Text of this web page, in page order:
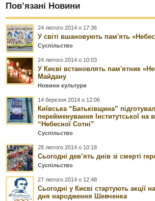
Пов’язані Новини
24 лютого 2014 о 17:36
У світі вшановують пам'ять
Суспільство
24 лютого 2014 о 10:03
У Києві встановлять пам'ятник
Майдану
Новини культури
14 березня 2014 о 12:06
Київська “Батьківщина”
перейменування Інститутської на
“Небесної Сотні”
Суспільство
28 лютого 2014 о 10:18
Сьогодні дев’ять днів зі смерті
Суспільство
27 лютого 2014 о 12:48
Сьогодні у Києві стартують акції
дня народження Шевченка